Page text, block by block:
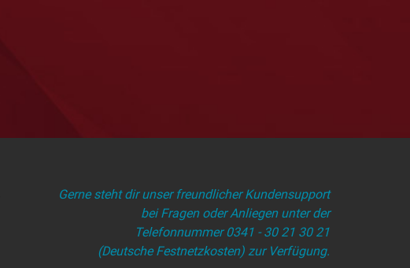
Gerne steht dir unser freundlicher Kundensupport
bei Fragen oder Anliegen unter der
Telefonnummer 0341 - 30 21 30 21
(Deutsche Festnetzkosten) zur Verfügung.